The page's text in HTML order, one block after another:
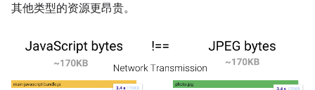
其他类型的资源更昂贵。